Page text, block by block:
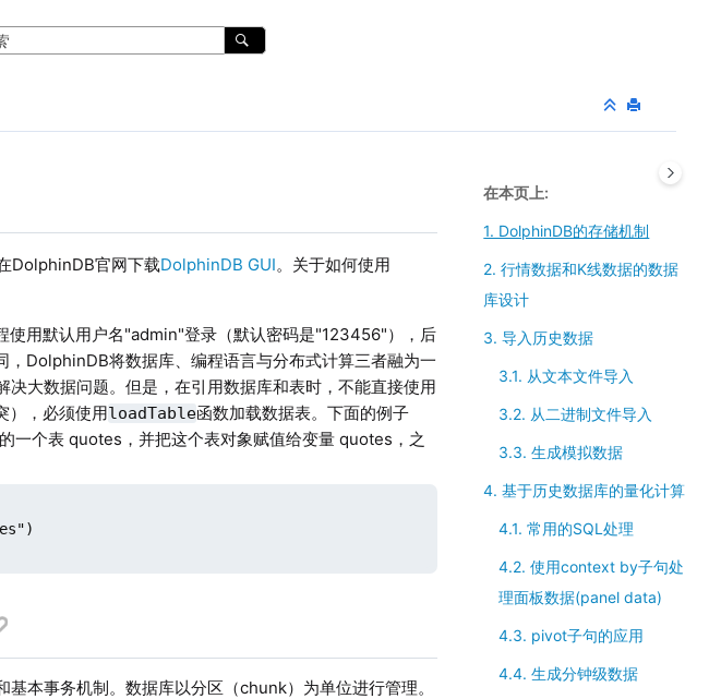
DolphinDB官网下载DolphinDB GUI。关于如何使用
使用默认用户名"admin"登录（默认密码是"123456"），后
DolphinDB将数据库、编程语言与分布式计算三者融为一
大数据问题。但是，在引用数据库和表时，不能直接使用
），必须使用loadTable函数加载数据表。下面的例子
一个表 quotes，并把这个表对象赋值给变量 quotes，之
本事务机制。数据库以分区（chunk）为单位进行管理。
在本页上
1. DolphinDB的存储机制
2. 行情数据和K线数据的数据
库设计
3. 导入历史数据
3.1. 从文本文件导入
3.2. 从二进制文件导入
3.3. 生成模拟数据
4. 基于历史数据库的量化计算
4.1. 常用的SQL处理
4.2. 使用context by子句处
理面板数据(panel data)
4.3. pivot子句的应用
4.4. 生成分钟级数据